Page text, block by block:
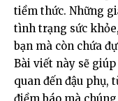
tiềm thức. Những
tình trạng sức
bạn mà còn chứa
Bài viết này sẽ
quan đến đậu phụ,